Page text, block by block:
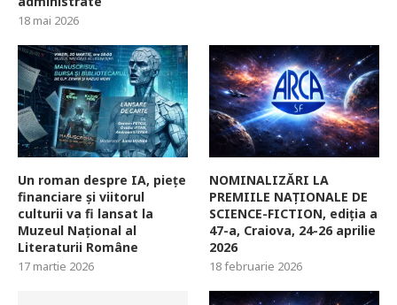
18 mai 2026
Un roman despre IA, piețe
financiare și viitorul
culturii va fi lansat la
Muzeul Național al
Literaturii Române
17 martie 2026
NOMINALIZĂRI LA
PREMIILE NAȚIONALE DE
SCIENCE-FICTION, ediția a
47-a, Craiova, 24-26 aprilie
2026
18 februarie 2026